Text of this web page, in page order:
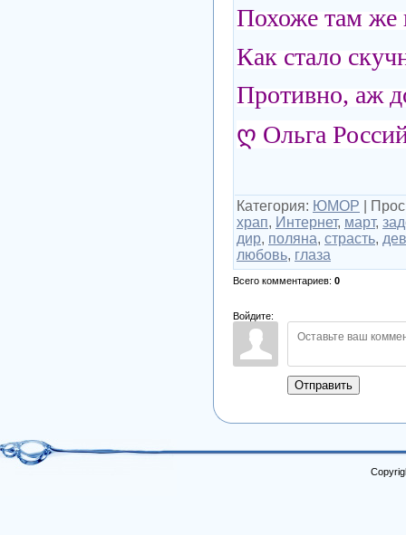
Похоже там же
Как стало
Противно, аж
ღ Ольга
Категория: ЮМОР
храп, Интернет, март,
дир, поляна, страсть,
любовь, глаза
Всего комментариев: 0
Войдите:
Отправить